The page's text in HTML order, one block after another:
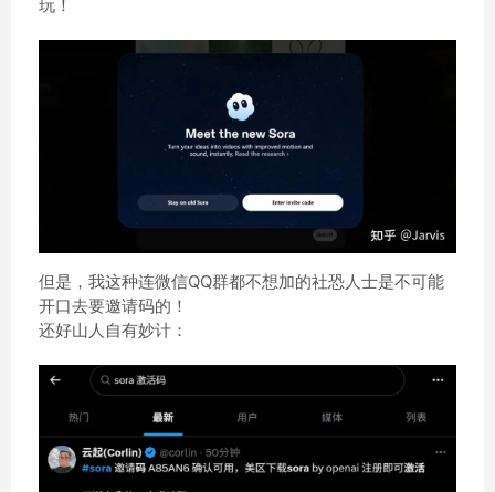
玩！
但是，我这种连微信QQ群都不想加的社恐人士是不可能
开口去要邀请码的！
还好山人自有妙计：